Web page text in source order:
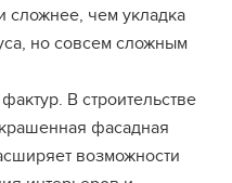
сложнее, чем укладка
но совсем сложным
В строительстве
фасадная
возможности